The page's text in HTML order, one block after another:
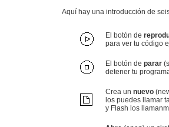
Aquí hay una introducción de
El botón de
para ver tu código
El botón de parar
detener tu
Crea un nuevo
los puedes llamar
y Flash los